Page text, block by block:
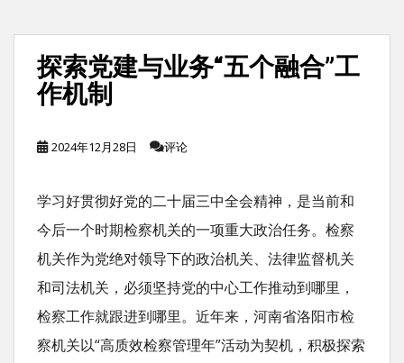
探索党建与业务“五个融合”工
作机制
2024年12月28日 评论
学习好贯彻好党的二十届三中全会精神，是当前和
今后一个时期检察机关的一项重大政治任务。检察
机关作为党绝对领导下的政治机关、法律监督机关
和司法机关，必须坚持党的中心工作推动到哪里，
检察工作就跟进到哪里。近年来，河南省洛阳市检
察机关以“高质效检察管理年”活动为契机，积极探索